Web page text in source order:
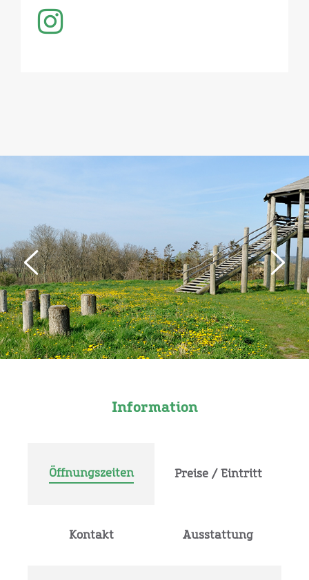
Information
Öffnungszeiten Preise / Eintritt
Kontakt Ausstattung